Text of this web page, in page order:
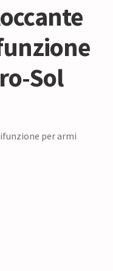
Sol
per armi